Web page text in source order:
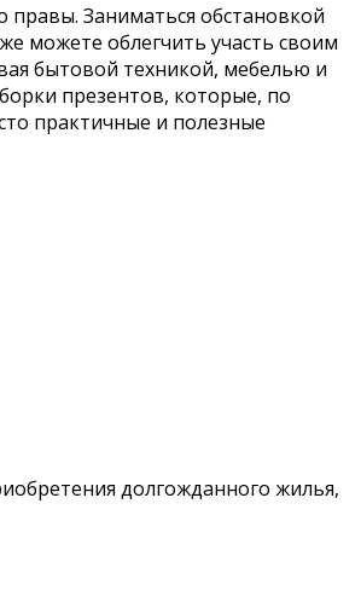
Заниматься обстановкой
можете облегчить участь своим
бытовой техникой, мебелью и
презентов, которые, по
практичные и полезные
долгожданного жилья,